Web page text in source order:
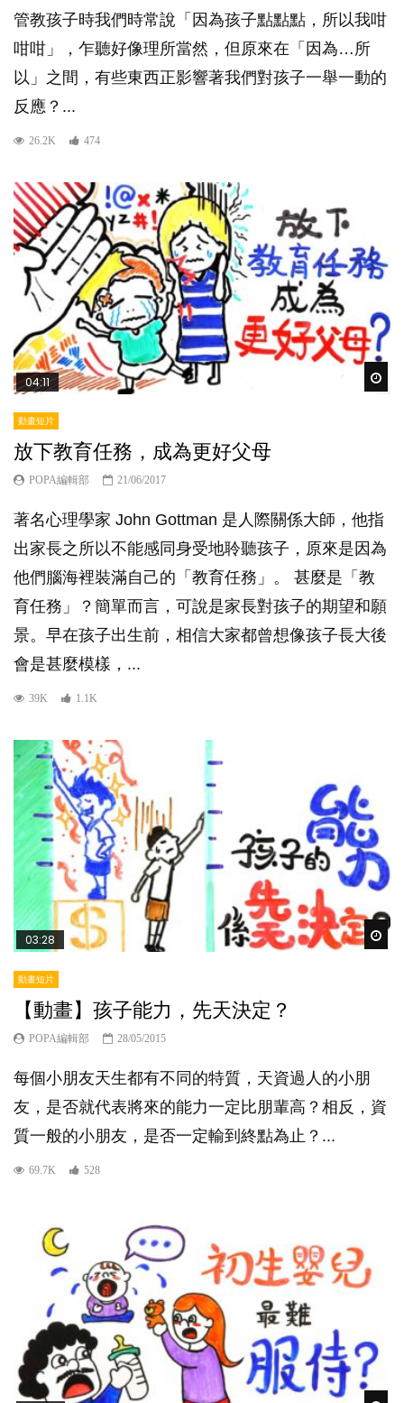
管教孩子時我們時常說「因為孩子點點點，所以我咁
咁咁」，乍聽好像理所當然，但原來在「因為…所
以」之間，有些東西正影響著我們對孩子一舉一動的
反應？...
26.2K 474
04:11
動畫短片
放下教育任務，成為更好父母
POPA編輯部 21/06/2017
著名心理學家 John Gottman 是人際關係大師，他指
出家長之所以不能感同身受地聆聽孩子，原來是因為
他們腦海裡裝滿自己的「教育任務」。 甚麼是「教
育任務」？簡單而言，可說是家長對孩子的期望和願
景。早在孩子出生前，相信大家都曾想像孩子長大後
會是甚麼模樣，...
39K 1.1K
03:28
動畫短片
【動畫】孩子能力，先天決定？
POPA編輯部 28/05/2015
每個小朋友天生都有不同的特質，天資過人的小朋
友，是否就代表將來的能力一定比朋輩高？相反，資
質一般的小朋友，是否一定輸到終點為止？...
69.7K 528